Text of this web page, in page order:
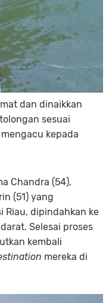
dan dinaikkan
sesuai
kepada
Chandra (54),
(51) yang
Riau, dipindahkan ke
Selesai proses
kembali
mereka di